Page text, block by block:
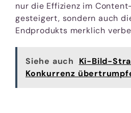
nur die Effizienz im
gesteigert, sondern auch
Endprodukts merklich
Siehe auch
Ki-Bild-
Konkurrenz